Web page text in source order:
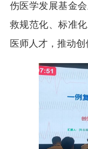
伤医学发展基金
救规范化、标准
医师人才，推动